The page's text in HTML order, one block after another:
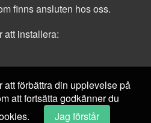
finns ansluten hos oss.
att installera:
förbättra din upplevelse på
att fortsätta godkänner du
Jag förstår